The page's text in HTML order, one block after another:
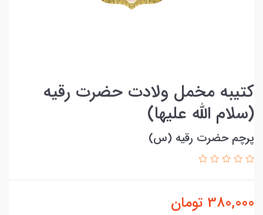
کتیبه مخمل ولادت حضرت رقیه
(سلام‌ الله‌ علیها)
پرچم حضرت رقیه (س)
380,000 تومان